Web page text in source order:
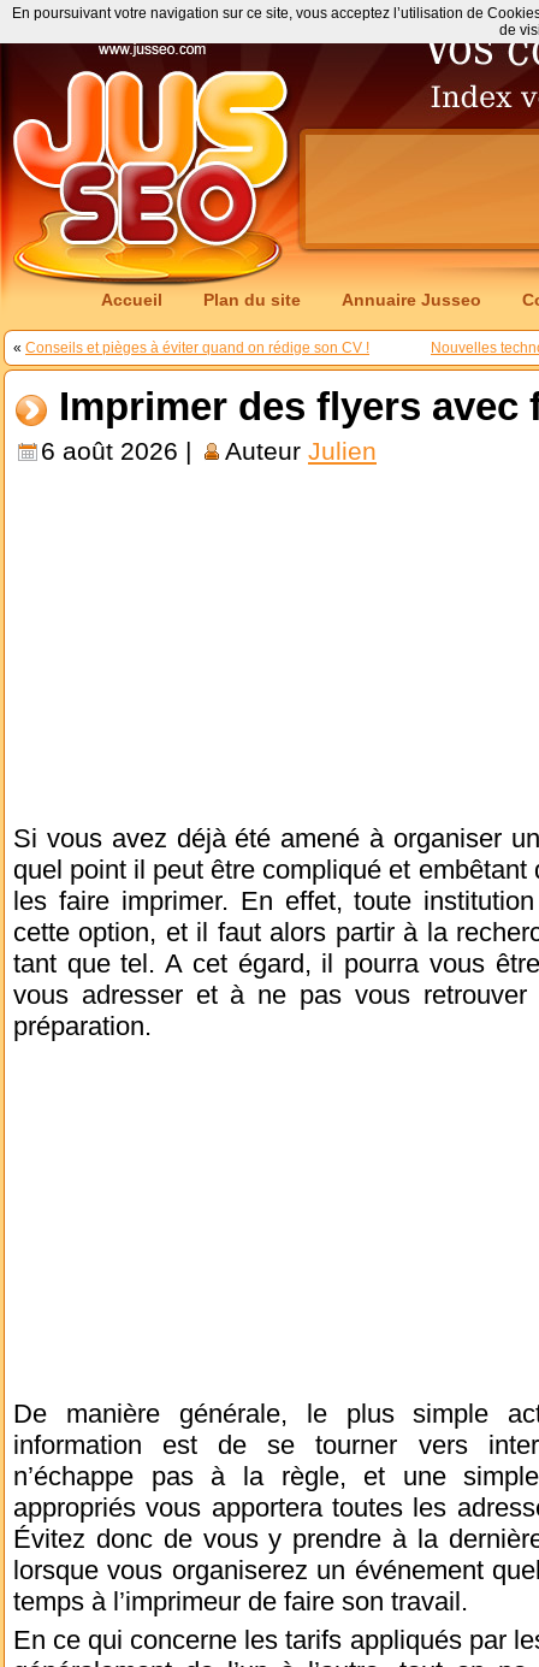
Accueil Plan du site Annuaire Jusseo
« Conseils et pièges à éviter quand on rédige son CV ! Nouvelles
Imprimer des flyers avec
6 août 2026 | Auteur Julien
Si vous avez déjà été amené à organiser
quel point il peut être compliqué et embêtant
les faire imprimer. En effet, toute
cette option, et il faut alors partir à la
tant que tel. A cet égard, il pourra vous
vous adresser et à ne pas vous
préparation.
De manière générale, le plus simple
information est de se tourner vers
n’échappe pas à la règle, et une
appropriés vous apportera toutes les
Évitez donc de vous y prendre à la
lorsque vous organiserez un événement
temps à l’imprimeur de faire son travail.
En ce qui concerne les tarifs appliqués par
En poursuivant votre navigation sur ce site, vous acceptez l’utilisation de
de